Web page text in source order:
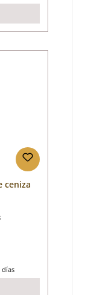
ceniza